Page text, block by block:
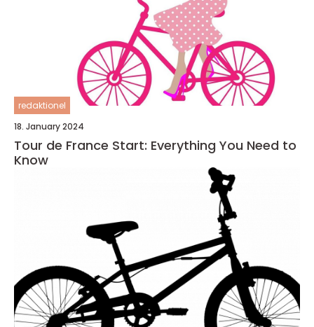
redaktionel
18. January 2024
Tour de France Start: Everything You Need to
Know